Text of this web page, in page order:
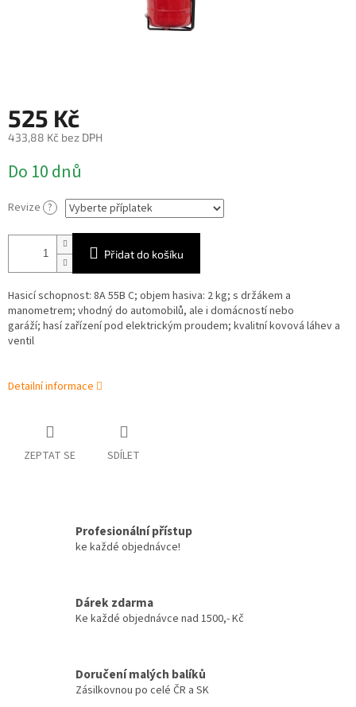
525 Kč
433,88 Kč bez DPH
cena:
Do 10 dnů
Revize ?
Přidat do košíku
Hasicí schopnost: 8A 55B C; objem hasiva: 2 kg; s držákem a
manometrem; vhodný do automobilů, ale i domácností nebo
garáží; hasí zařízení pod elektrickým proudem; kvalitní kovová láhev a
ventil
Detailní informace
ZEPTAT SE SDÍLET
Profesionální přístup
ke každé objednávce!
Dárek zdarma
Ke každé objednávce nad 1500,- Kč
Doručení malých balíků
Zásilkovnou po celé ČR a SK